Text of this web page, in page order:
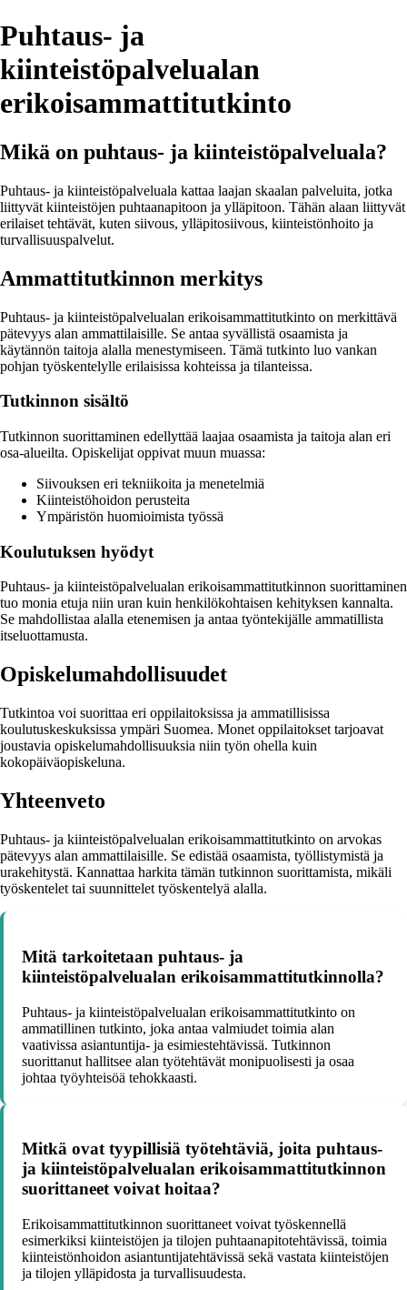
Puhtaus- ja
kiinteistöpalvelualan
erikoisammattitutkinto
Mikä on puhtaus- ja kiinteistöpalveluala?
Puhtaus- ja kiinteistöpalveluala kattaa laajan skaalan palveluita, jotka
liittyvät kiinteistöjen puhtaanapitoon ja ylläpitoon. Tähän alaan liittyvät
erilaiset tehtävät, kuten siivous, ylläpitosiivous, kiinteistönhoito ja
turvallisuuspalvelut.
Ammattitutkinnon merkitys
Puhtaus- ja kiinteistöpalvelualan erikoisammattitutkinto on merkittävä
pätevyys alan ammattilaisille. Se antaa syvällistä osaamista ja
käytännön taitoja alalla menestymiseen. Tämä tutkinto luo vankan
pohjan työskentelylle erilaisissa kohteissa ja tilanteissa.
Tutkinnon sisältö
Tutkinnon suorittaminen edellyttää laajaa osaamista ja taitoja alan eri
osa-alueilta. Opiskelijat oppivat muun muassa:
Siivouksen eri tekniikoita ja menetelmiä
Kiinteistöhoidon perusteita
Ympäristön huomioimista työssä
Koulutuksen hyödyt
Puhtaus- ja kiinteistöpalvelualan erikoisammattitutkinnon suorittaminen
tuo monia etuja niin uran kuin henkilökohtaisen kehityksen kannalta.
Se mahdollistaa alalla etenemisen ja antaa työntekijälle ammatillista
itseluottamusta.
Opiskelumahdollisuudet
Tutkintoa voi suorittaa eri oppilaitoksissa ja ammatillisissa
koulutuskeskuksissa ympäri Suomea. Monet oppilaitokset tarjoavat
joustavia opiskelumahdollisuuksia niin työn ohella kuin
kokopäiväopiskeluna.
Yhteenveto
Puhtaus- ja kiinteistöpalvelualan erikoisammattitutkinto on arvokas
pätevyys alan ammattilaisille. Se edistää osaamista, työllistymistä ja
urakehitystä. Kannattaa harkita tämän tutkinnon suorittamista, mikäli
työskentelet tai suunnittelet työskentelyä alalla.
Mitä tarkoitetaan puhtaus- ja
kiinteistöpalvelualan erikoisammattitutkinnolla?
Puhtaus- ja kiinteistöpalvelualan erikoisammattitutkinto on
ammatillinen tutkinto, joka antaa valmiudet toimia alan
vaativissa asiantuntija- ja esimiestehtävissä. Tutkinnon
suorittanut hallitsee alan työtehtävät monipuolisesti ja osaa
johtaa työyhteisöä tehokkaasti.
Mitkä ovat tyypillisiä työtehtäviä, joita puhtaus-
ja kiinteistöpalvelualan erikoisammattitutkinnon
suorittaneet voivat hoitaa?
Erikoisammattitutkinnon suorittaneet voivat työskennellä
esimerkiksi kiinteistöjen ja tilojen puhtaanapitotehtävissä, toimia
kiinteistönhoidon asiantuntijatehtävissä sekä vastata kiinteistöjen
ja tilojen ylläpidosta ja turvallisuudesta.